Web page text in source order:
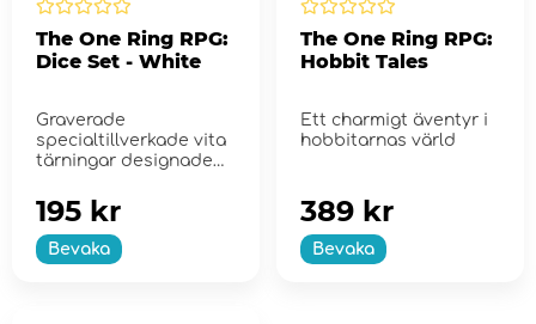
The One Ring RPG:
Dice Set - White
Graverade
specialtillverkade vita
tärningar designade
rollspelet.
Bevaka
195 kr
The One Ring RPG:
Hobbit Tales
Ett charmigt äventyr i
hobbitarnas värld
Bevaka
389 kr